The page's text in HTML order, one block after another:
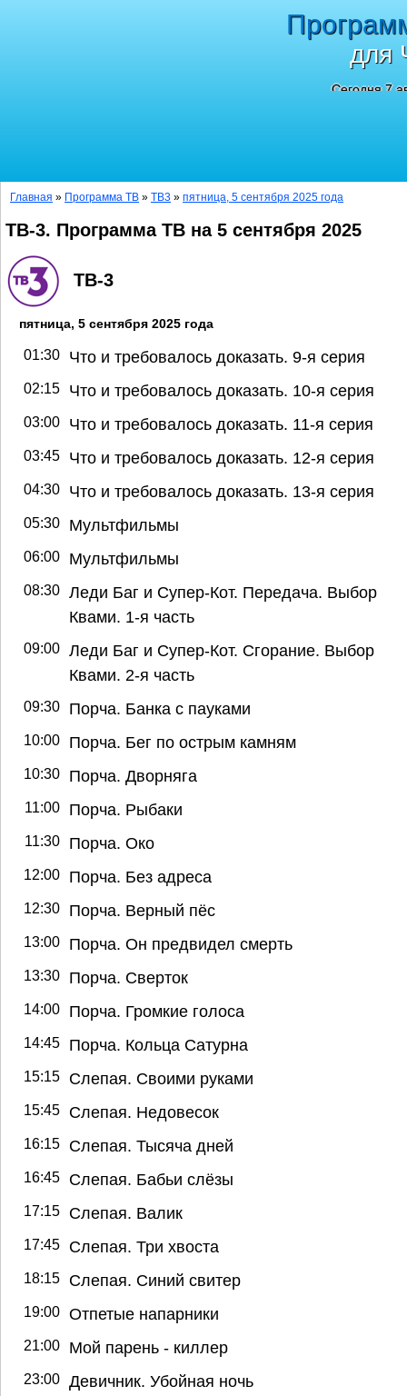
для
Сегодня 7
Главная » Программа ТВ » ТВ3 » пятница, 5 сентября 2025 года
ТВ-3. Программа ТВ на 5 сентября 2025
ТВ-3
пятница, 5 сентября 2025 года
01:30 Что и требовалось доказать. 9-я серия
02:15 Что и требовалось доказать. 10-я серия
03:00 Что и требовалось доказать. 11-я серия
03:45 Что и требовалось доказать. 12-я серия
04:30 Что и требовалось доказать. 13-я серия
05:30 Мультфильмы
06:00 Мультфильмы
08:30 Леди Баг и Супер-Кот. Передача. Выбор
Квами. 1-я часть
09:00 Леди Баг и Супер-Кот. Сгорание. Выбор
Квами. 2-я часть
09:30 Порча. Банка с пауками
10:00 Порча. Бег по острым камням
10:30 Порча. Дворняга
11:00 Порча. Рыбаки
11:30 Порча. Око
12:00 Порча. Без адреса
12:30 Порча. Верный пёс
13:00 Порча. Он предвидел смерть
13:30 Порча. Сверток
14:00 Порча. Громкие голоса
14:45 Порча. Кольца Сатурна
15:15 Слепая. Своими руками
15:45 Слепая. Недовесок
16:15 Слепая. Тысяча дней
16:45 Слепая. Бабьи слёзы
17:15 Слепая. Валик
17:45 Слепая. Три хвоста
18:15 Слепая. Синий свитер
19:00 Отпетые напарники
21:00 Мой парень - киллер
23:00 Девичник. Убойная ночь